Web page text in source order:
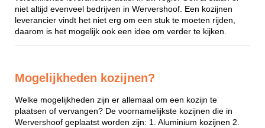
niet altijd evenveel bedrijven in Wervershoof. Een kozijnen
leverancier vindt het niet erg om een stuk te moeten rijden,
daarom is het mogelijk ook een idee om verder te kijken.
Mogelijkheden kozijnen?
Welke mogelijkheden zijn er allemaal om een kozijn te
plaatsen of vervangen? De voornamelijkste kozijnen die in
Wervershoof geplaatst worden zijn: 1. Aluminium kozijnen 2.